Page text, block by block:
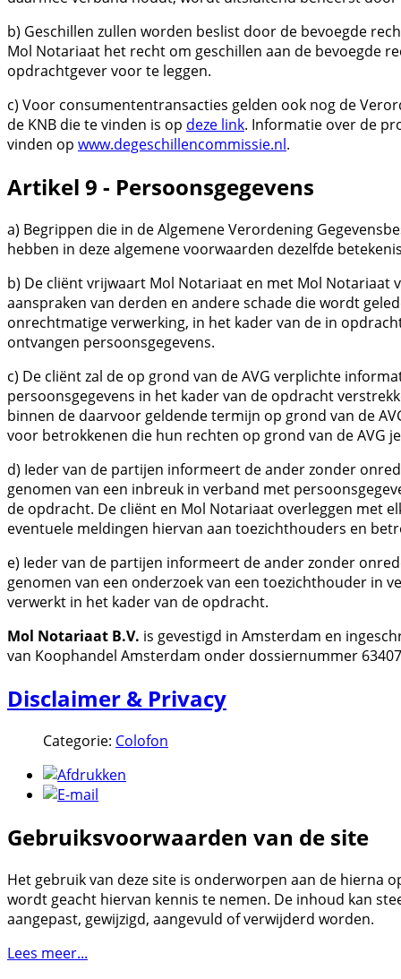
b) Geschillen zullen worden beslist door de bevoegde
Mol Notariaat het recht om geschillen aan de bevoegde
opdrachtgever voor te leggen.
c) Voor consumententransacties gelden ook nog de
de KNB die te vinden is op deze link. Informatie over de
vinden op www.degeschillencommissie.nl.
Artikel 9 - Persoonsgegevens
a) Begrippen die in de Algemene Verordening
hebben in deze algemene voorwaarden dezelfde
b) De cliënt vrijwaart Mol Notariaat en met Mol Notariaat
aanspraken van derden en andere schade die wordt
onrechtmatige verwerking, in het kader van de in
ontvangen persoonsgegevens.
c) De cliënt zal de op grond van de AVG verplichte
persoonsgegevens in het kader van de opdracht
binnen de daarvoor geldende termijn op grond van de
voor betrokkenen die hun rechten op grond van de AVG
d) Ieder van de partijen informeert de ander zonder
genomen van een inbreuk in verband met
de opdracht. De cliënt en Mol Notariaat overleggen met
eventuele meldingen hiervan aan toezichthouders en
e) Ieder van de partijen informeert de ander zonder
genomen van een onderzoek van een toezichthouder in
verwerkt in het kader van de opdracht.
Mol Notariaat B.V. is gevestigd in Amsterdam en
van Koophandel Amsterdam onder dossiernummer
Disclaimer & Privacy
Categorie: Colofon
Gebruiksvoorwaarden van de site
Het gebruik van deze site is onderworpen aan de hierna
wordt geacht hiervan kennis te nemen. De inhoud kan
aangepast, gewijzigd, aangevuld of verwijderd worden.
Lees meer...